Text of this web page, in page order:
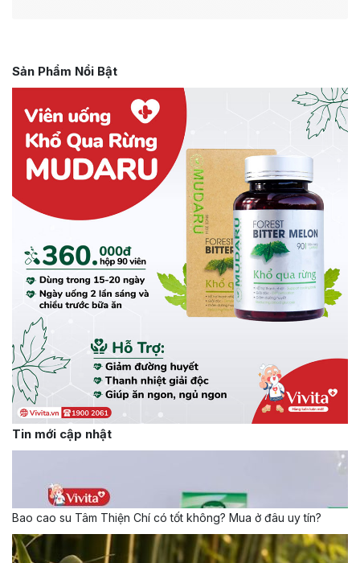
Sản Phẩm Nổi Bật
Tin mới cập nhật
Bao cao su Tâm Thiện Chí có tốt không? Mua ở đâu uy tín?